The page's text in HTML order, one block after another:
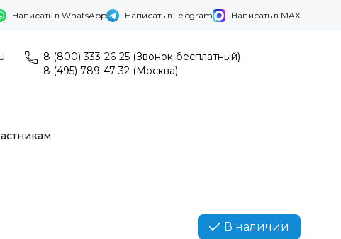
Написать в WhatsApp Написать в Telegram Написать в MAX
8 (800) 333-26-25 (Звонок бесплатный)
8 (495) 789-47-32 (Москва)
В наличии